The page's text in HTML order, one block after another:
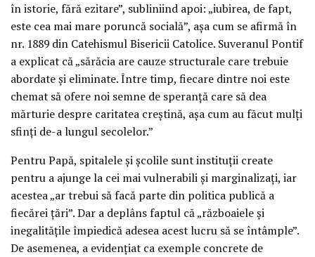
în istorie, fără ezitare”, subliniind apoi: „iubirea, de fapt,
este cea mai mare poruncă socială”, așa cum se afirmă în
nr. 1889 din Catehismul Bisericii Catolice. Suveranul Pontif
a explicat că „sărăcia are cauze structurale care trebuie
abordate și eliminate. Între timp, fiecare dintre noi este
chemat să ofere noi semne de speranță care să dea
mărturie despre caritatea creștină, așa cum au făcut mulți
sfinți de-a lungul secolelor.”
Pentru Papă, spitalele și școlile sunt instituții create
pentru a ajunge la cei mai vulnerabili și marginalizați, iar
acestea „ar trebui să facă parte din politica publică a
fiecărei țări”. Dar a deplâns faptul că „războaiele și
inegalitățile împiedică adesea acest lucru să se întâmple”.
De asemenea, a evidențiat ca exemple concrete de